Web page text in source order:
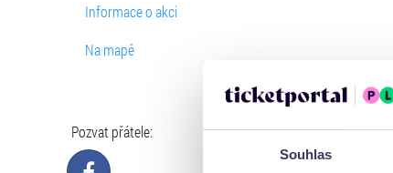
Souhlas
Informace o akci
Na mapě
Pozvat přátele: